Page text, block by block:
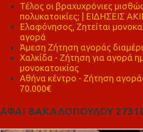
Τέλος οι βραχυχρόνιες
πολυκατοικίες; | ΕΙΔΗΣΕΙΣ
Ελαφόνησος, Ζητείται
αγορά
Άμεση Ζήτηση αγοράς
Χαλκίδα - Ζήτηση για αγορά
μονοκατοικίας
Αθήνα κέντρο - Ζήτηση
70.000€
ΑΦΑΙ ΒΑΚΑΛΟΠΟΥΛΟΥ